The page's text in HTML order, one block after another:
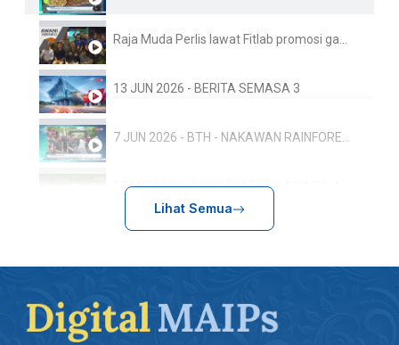
13 JUN 2026 - BERITA SEMASA 3
Lihat Semua